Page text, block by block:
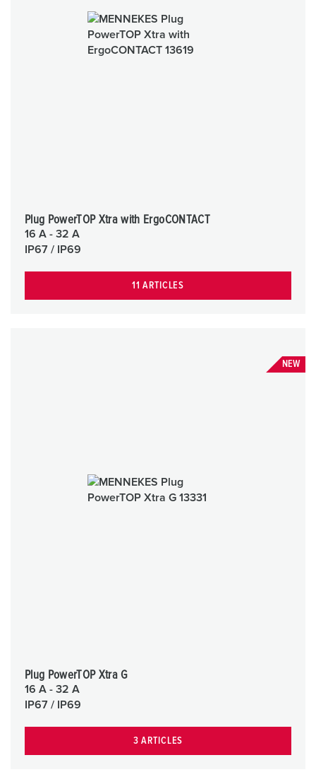
Plug PowerTOP Xtra with ErgoCONTACT
16 A - 32 A
IP67 / IP69
11 ARTICLES
NEW
Plug PowerTOP Xtra G
16 A - 32 A
IP67 / IP69
3 ARTICLES